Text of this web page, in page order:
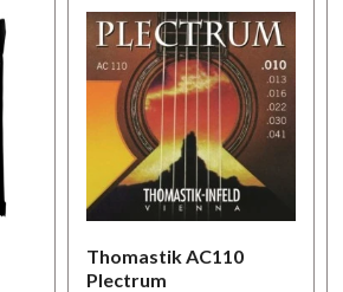
Thomastik AC110
Plectrum